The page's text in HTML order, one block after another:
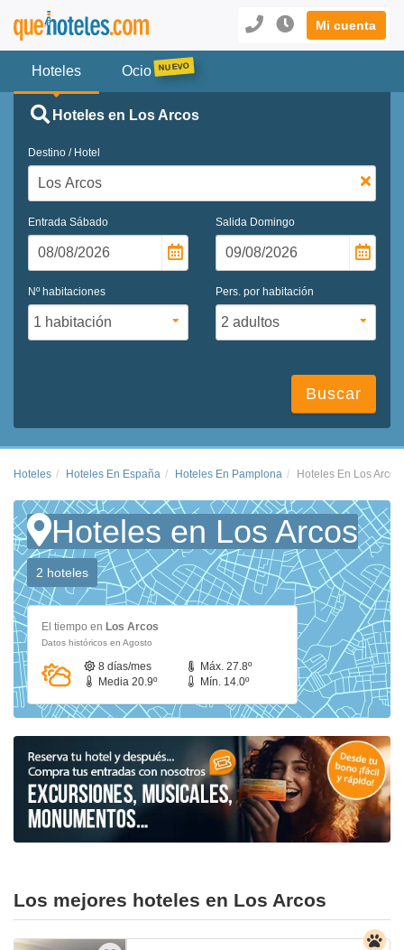
Mi cuenta
Hoteles Ocio
Hoteles en Los Arcos
Destino / Hotel
Entrada Sábado Salida Domingo
Nº habitaciones Pers. por habitación
Buscar
Hoteles Hoteles En España Hoteles En Pamplona Hoteles En Los Arcos
Hoteles en Los Arcos
2 hoteles
El tiempo en Los Arcos
Datos históricos en Agosto
8 días/mes
Máx. 27.8º
Media 20.9º
Mín. 14.0º
Los mejores hoteles en Los Arcos